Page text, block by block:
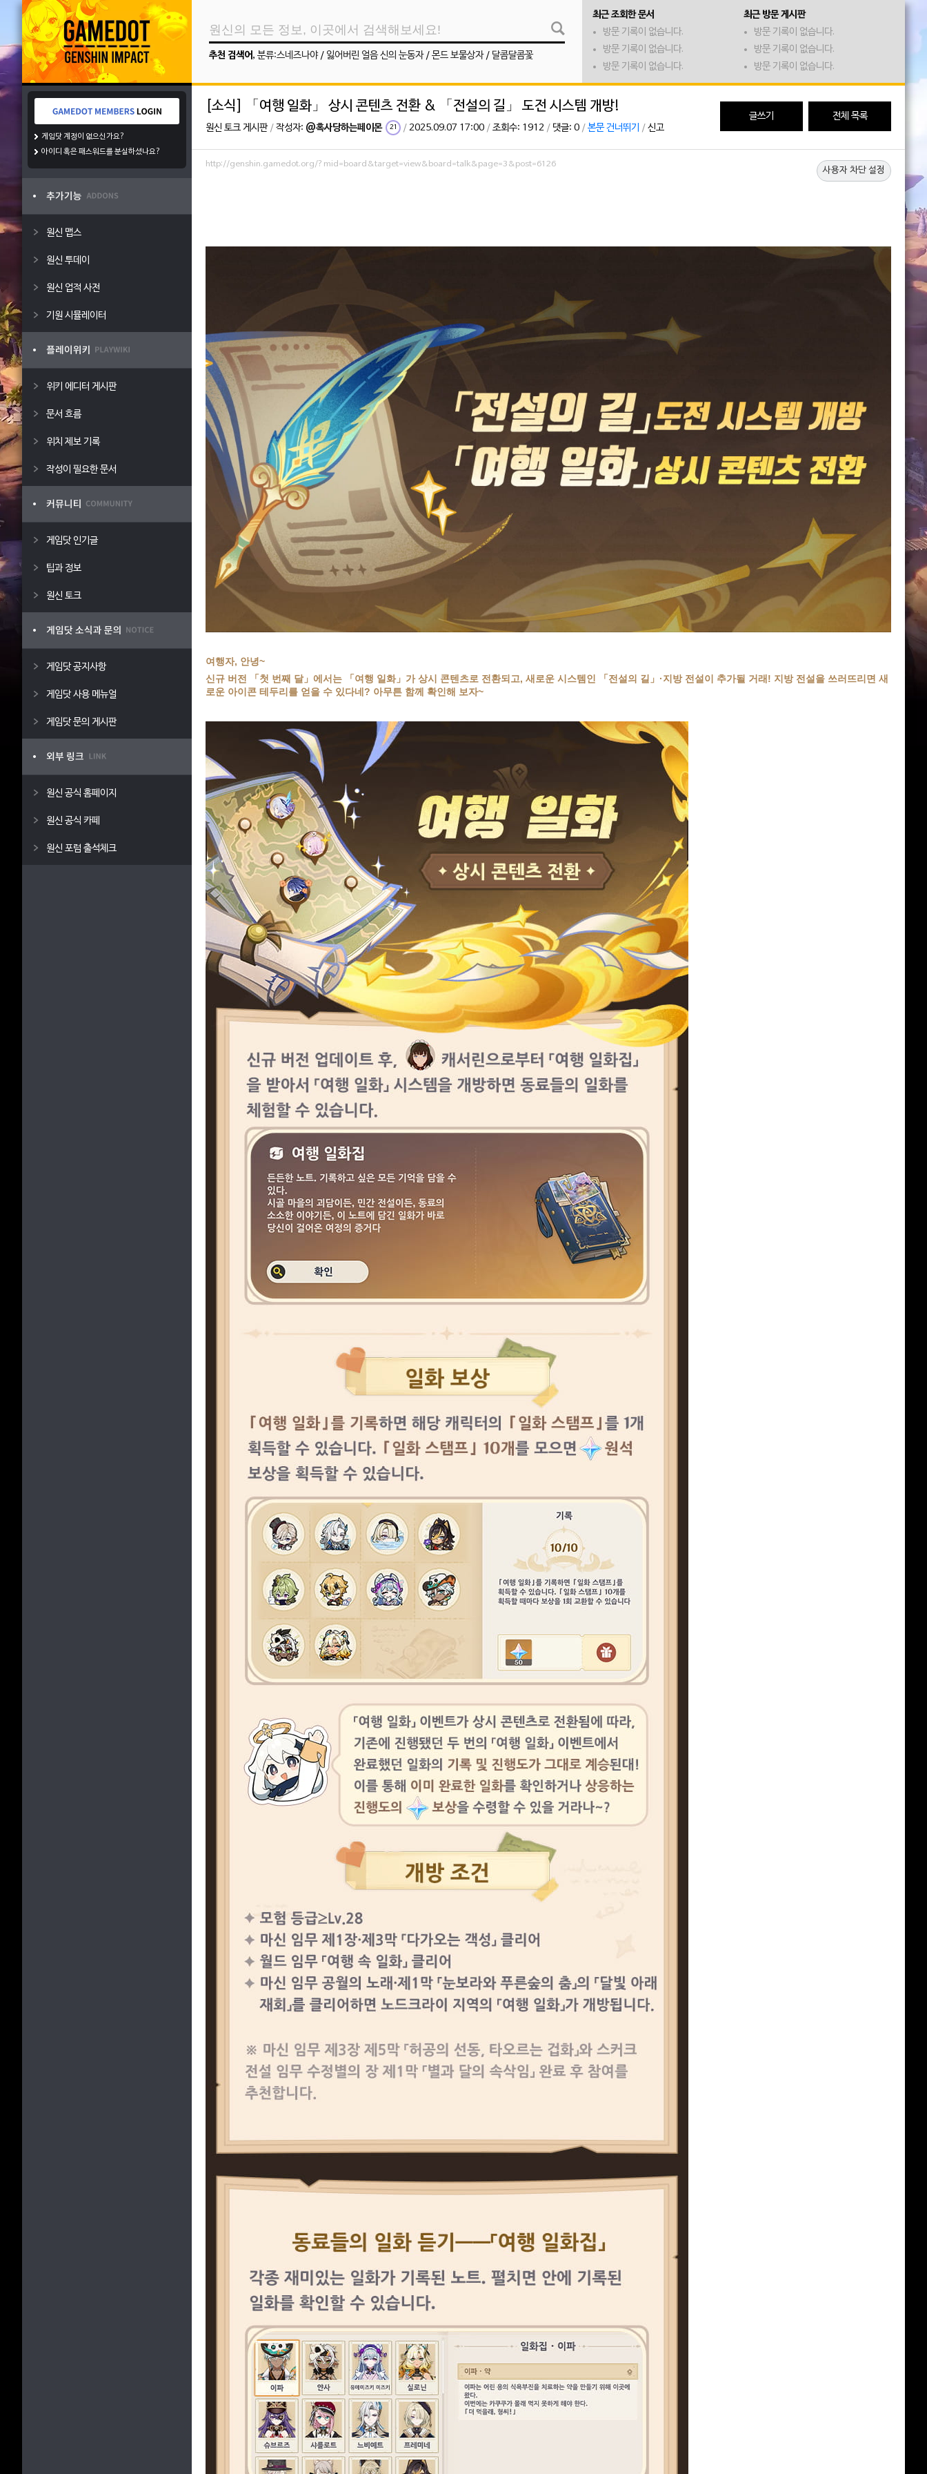
게임닷 계정이 없으신가요?
아이디 혹은 패스워드를 분실하셨나요?
원신 맵스
원신 투데이
원신 업적 사전
기원 시뮬레이터
위키 에디터 게시판
문서 흐름
위치 제보 기록
작성이 필요한 문서
게임닷 인기글
팁과 정보
원신 토크
게임닷 공지사항
게임닷 사용 메뉴얼
게임닷 문의 게시판
원신 공식 홈페이지
원신 공식 카페
원신 포럼 출석체크
추천 검색어 , 분류:스네즈나야/ 잃어버린 얼음 신의 눈동자/ 몬드 보물상자/ 달콤달콤꽃
최근 조회한 문서
방문 기록이 없습니다.
방문 기록이 없습니다.
방문 기록이 없습니다.
최근 방문 게시판
방문 기록이 없습니다.
방문 기록이 없습니다.
방문 기록이 없습니다.
[소식] 「여행 일화」 상시 콘텐츠 전환 & 「전설의 길」 도전 시스템 개방!
원신 토크 게시판/ 작성자: @혹사당하는페이몬 21 / 2025.09.07 17:00 / 조회수: 1912 / 댓글: 0 / 본문 건너뛰기 / 신고
글쓰기 전체 목록
http://genshin.gamedot.org/?mid=board&target=view&board=talk&page=3&post=6126
사용자 차단 설정
여행자, 안녕~
신규 버전 「첫 번째 달」에서는 「여행 일화」가 상시 콘텐츠로 전환되고, 새로운 시스템인 「전설의 길」·지방 전설이 추가될 거래! 지방 전설을 쓰러뜨리면 새
로운 아이콘 테두리를 얻을 수 있다네? 아무튼 함께 확인해 보자~